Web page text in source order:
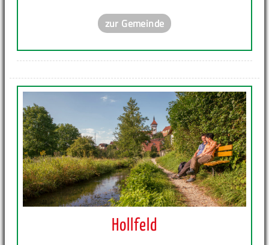
zur Gemeinde
Hollfeld